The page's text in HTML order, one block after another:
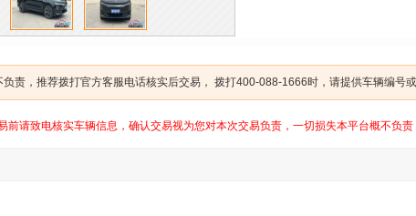
责，推荐拨打官方客服电话核实后交易， 拨打400-088-1666时，请提供车辆编号
请致电核实车辆信息，确认交易视为您对本次交易负责，一切损失本平台概不负责